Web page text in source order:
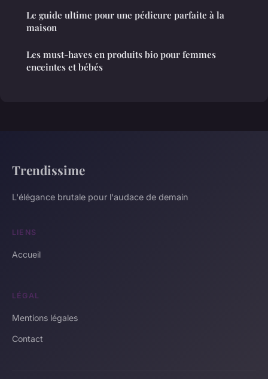
Le guide ultime pour une pédicure parfaite à la
maison
Les must-haves en produits bio pour femmes
enceintes et bébés
Trendissime
L'élégance brutale pour l'audace de demain
LIENS
Accueil
LÉGAL
Mentions légales
Contact